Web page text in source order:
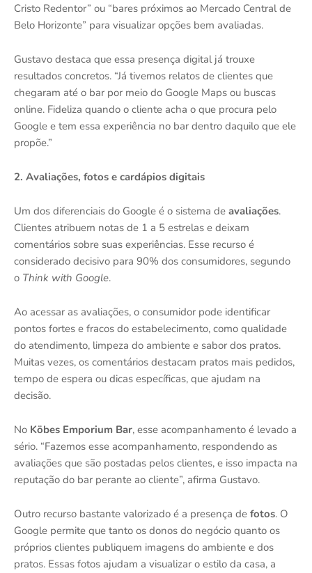
Cristo Redentor” ou “bares próximos ao Mercado Central de
Belo Horizonte” para visualizar opções bem avaliadas.
Gustavo destaca que essa presença digital já trouxe
resultados concretos. “Já tivemos relatos de clientes que
chegaram até o bar por meio do Google Maps ou buscas
online. Fideliza quando o cliente acha o que procura pelo
Google e tem essa experiência no bar dentro daquilo que ele
propõe.”
2. Avaliações, fotos e cardápios digitais
Um dos diferenciais do Google é o sistema de avaliações.
Clientes atribuem notas de 1 a 5 estrelas e deixam
comentários sobre suas experiências. Esse recurso é
considerado decisivo para 90% dos consumidores, segundo
o Think with Google.
Ao acessar as avaliações, o consumidor pode identificar
pontos fortes e fracos do estabelecimento, como qualidade
do atendimento, limpeza do ambiente e sabor dos pratos.
Muitas vezes, os comentários destacam pratos mais pedidos,
tempo de espera ou dicas específicas, que ajudam na
decisão.
No Köbes Emporium Bar, esse acompanhamento é levado a
sério. “Fazemos esse acompanhamento, respondendo as
avaliações que são postadas pelos clientes, e isso impacta na
reputação do bar perante ao cliente”, afirma Gustavo.
Outro recurso bastante valorizado é a presença de fotos. O
Google permite que tanto os donos do negócio quanto os
próprios clientes publiquem imagens do ambiente e dos
pratos. Essas fotos ajudam a visualizar o estilo da casa, a